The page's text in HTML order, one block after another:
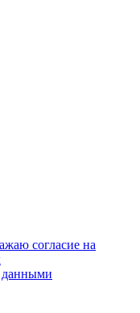
согласие на
данными